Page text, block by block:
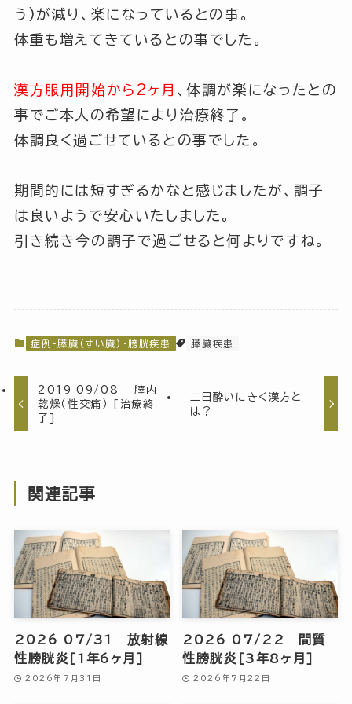
う)が減り、楽になっているとの事。
体重も増えてきているとの事でした。
漢方服用開始から2ヶ月 、体調が楽になったとの
事でご本人の希望により治療終了。
体調良く過ごせているとの事でした。
期間的には短すぎるかなと感じましたが、調子
は良いようで安心いたしました。
引き続き今の調子で過ごせると何よりですね。
症例-膵臓(すい臓)・膀胱疾患 膵臓疾患
2019 09/08 膣内
乾燥（性交痛） [治療終
了]
二日酔いにきく漢方と
は？
関連記事
2026 07/31 放射線
性膀胱炎[1年6ヶ月]
2026年7月31日
2026 07/22 間質
性膀胱炎[3年8ヶ月]
2026年7月22日